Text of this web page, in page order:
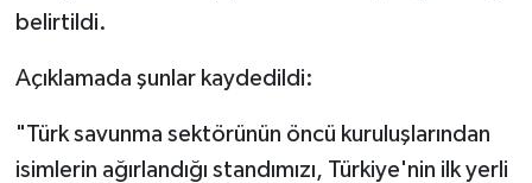
belirtildi.
Açıklamada şunlar kaydedildi:
"Türk savunma sektörünün öncü kuruluşlarından
isimlerin ağırlandığı standımızı, Türkiye'nin ilk yerli